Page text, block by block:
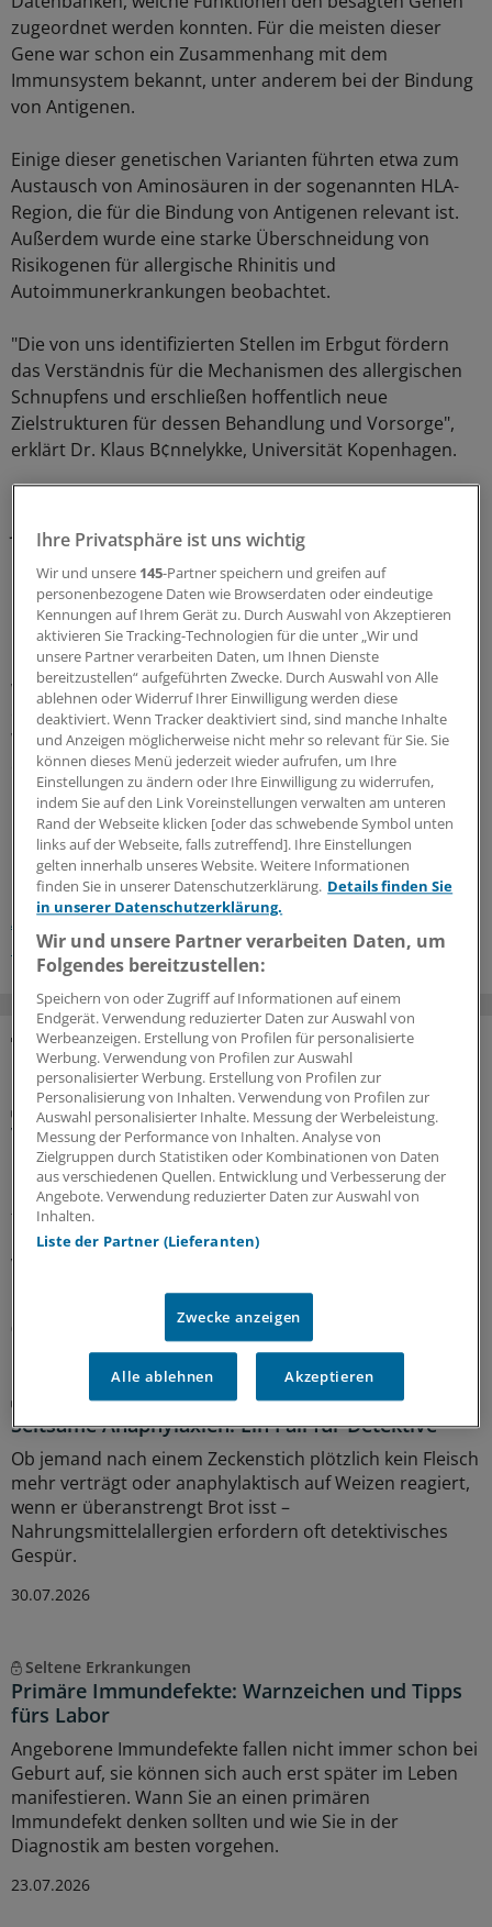
zugeordnet werden konnten. Für die meisten dieser
Gene war schon ein Zusammenhang mit dem
Immunsystem bekannt, unter anderem bei der Bindung
von Antigenen.
Einige dieser genetischen Varianten führten etwa zum
Austausch von Aminosäuren in der sogenannten HLA-
Region, die für die Bindung von Antigenen relevant ist.
Außerdem wurde eine starke Überschneidung von
Risikogenen für allergische Rhinitis und
Autoimmunerkrankungen beobachtet.
"Die von uns identifizierten Stellen im Erbgut fördern
das Verständnis für die Mechanismen des allergischen
Schnupfens und erschließen hoffentlich neue
Zielstrukturen für dessen Behandlung und Vorsorge",
erklärt Dr. Klaus B¢nnelykke, Universität Kopenhagen.
Johannes Waage und Hans Bisgaard von den
Copenhagen Prospective Studies on Asthma in
Childhood, kurz COPSAC, an der Universität
Kopenhagen.
"Allerdings erklären die gefundenen Gene nur teilweise,
warum so viele Menschen eine allergische Rhinitis
entwickeln. Ein wichtiger nächster Schritt wird sein, das
Wechselspiel von Risikogenen und Umwelt zu
erforschen", so B¢nnelykke.(eb/ikr)
0
Schlagworte:
Allergien Atemwegskrankheiten
Pneumologie Dermatologie Grundlagenforschung
MEHR ZUM THEMA
Interview
Vegetarische und vegane Ernährung bei Kindern
mit Vorerkrankungen
Rein pflanzliche Ernährung bei Heranwachsenden kann
funktionieren, jedoch kommt es auf die Umsetzung an.
Ein Kinder- und Jugendmediziner erklärt, wann
Veganismus nichts für Kinder ist und wann diese
Ernährung vorteilhaft sein könnte.
07.08.2026
Nahrungsmittelallergien
Seltsame Anaphylaxien: Ein Fall für Detektive
Ob jemand nach einem Zeckenstich plötzlich kein Fleisch
mehr verträgt oder anaphylaktisch auf Weizen reagiert,
wenn er überanstrengt Brot isst –
Nahrungsmittelallergien erfordern oft detektivisches
Gespür.
30.07.2026
Seltene Erkrankungen
Primäre Immundefekte: Warnzeichen und Tipps
fürs Labor
Angeborene Immundefekte fallen nicht immer schon bei
Geburt auf, sie können sich auch erst später im Leben
manifestieren. Wann Sie an einen primären
Immundefekt denken sollten und wie Sie in der
Diagnostik am besten vorgehen.
23.07.2026
Ihre Privatsphäre ist uns wichtig
Wir und unsere 145-Partner speichern und greifen auf
personenbezogene Daten wie Browserdaten oder eindeutige
Kennungen auf Ihrem Gerät zu. Durch Auswahl von Akzeptieren
aktivieren Sie Tracking-Technologien für die unter „Wir und
unsere Partner verarbeiten Daten, um Ihnen Dienste
bereitzustellen“ aufgeführten Zwecke. Durch Auswahl von Alle
ablehnen oder Widerruf Ihrer Einwilligung werden diese
deaktiviert. Wenn Tracker deaktiviert sind, sind manche Inhalte
und Anzeigen möglicherweise nicht mehr so relevant für Sie. Sie
können dieses Menü jederzeit wieder aufrufen, um Ihre
Einstellungen zu ändern oder Ihre Einwilligung zu widerrufen,
indem Sie auf den Link Voreinstellungen verwalten am unteren
Rand der Webseite klicken [oder das schwebende Symbol unten
links auf der Webseite, falls zutreffend]. Ihre Einstellungen
gelten innerhalb unseres Website. Weitere Informationen
finden Sie in unserer Datenschutzerklärung. Details finden Sie
in unserer Datenschutzerklärung.
Wir und unsere Partner verarbeiten Daten, um
Folgendes bereitzustellen:
Speichern von oder Zugriff auf Informationen auf einem
Endgerät. Verwendung reduzierter Daten zur Auswahl von
Werbeanzeigen. Erstellung von Profilen für personalisierte
Werbung. Verwendung von Profilen zur Auswahl
personalisierter Werbung. Erstellung von Profilen zur
Personalisierung von Inhalten. Verwendung von Profilen zur
Auswahl personalisierter Inhalte. Messung der Werbeleistung.
Messung der Performance von Inhalten. Analyse von
Zielgruppen durch Statistiken oder Kombinationen von Daten
aus verschiedenen Quellen. Entwicklung und Verbesserung der
Angebote. Verwendung reduzierter Daten zur Auswahl von
Inhalten.
Liste der Partner (Lieferanten)
Zwecke anzeigen
Alle ablehnen Akzeptieren